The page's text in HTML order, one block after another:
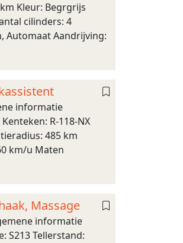
Kleur: Begrgrijs
cilinders: 4
Automaat Aandrijving:
informatie
R-118-NX
485 km
km/u Maten
Massage
informatie
S213 Tellerstand: